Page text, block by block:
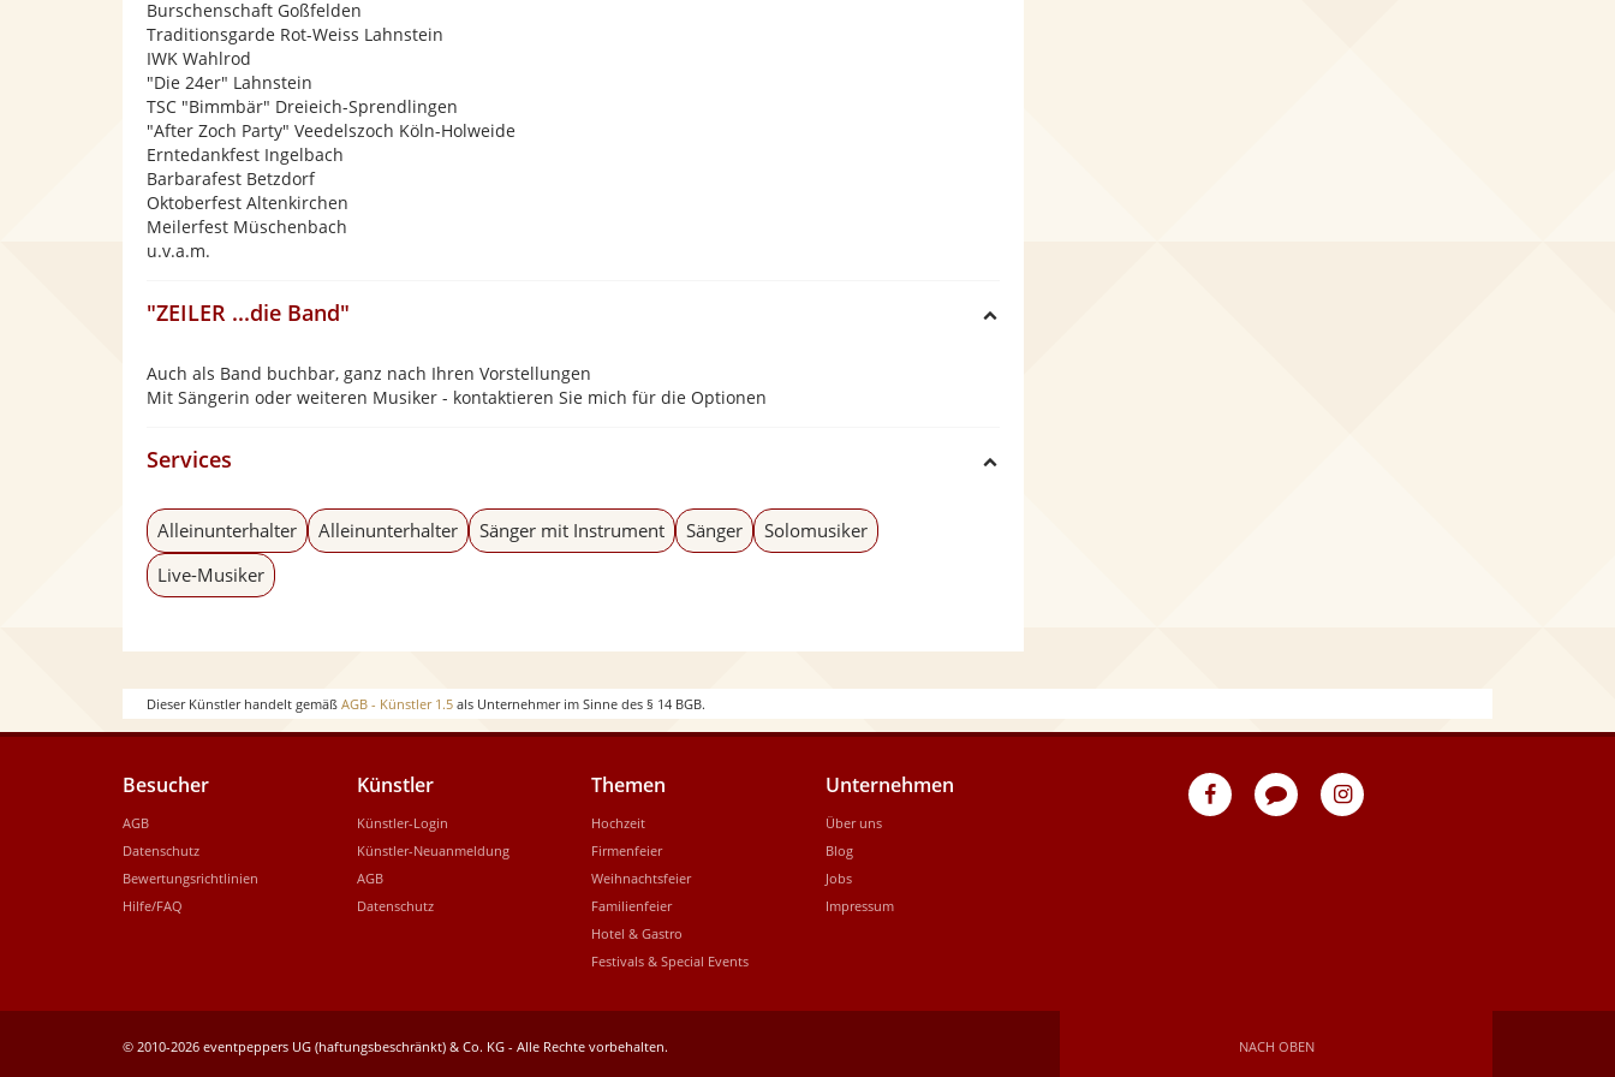
Burschenschaft Goßfelden
Traditionsgarde Rot-Weiss Lahnstein
IWK Wahlrod
"Die 24er" Lahnstein
TSC "Bimmbär" Dreieich-Sprendlingen
"After Zoch Party" Veedelszoch Köln-Holweide
Erntedankfest Ingelbach
Barbarafest Betzdorf
Oktoberfest Altenkirchen
Meilerfest Müschenbach
u.v.a.m.
"ZEILER ...die Band"
Auch als Band buchbar, ganz nach Ihren Vorstellungen
Mit Sängerin oder weiteren Musiker - kontaktieren Sie mich für die Optionen
e
Services
Alleinunterhalter Alleinunterhalter Sänger mit Instrument Sänger
Solomusiker
Live-Musiker
Dieser Künstler handelt gemäß AGB - Künstler 1.5 als Unternehmer im Sinne des § 14 BGB.
eventpeppersBlog
eventpeppers
Besucher
AGB
Datenschutz
Bewertungsrichtlinien
Hilfe/FAQ
Künstler
Künstler-Login
Künstler-Neuanmeldung
AGB
Datenschutz
Themen
Hochzeit
Firmenfeier
Weihnachtsfeier
Familienfeier
Hotel & Gastro
Festivals & Special Events
Unternehmen
Über uns
Blog
Jobs
Impressum
NACH OBEN
© 2010-2026 eventpeppers UG (haftungsbeschränkt) & Co. KG - Alle Rechte vorbehalten.